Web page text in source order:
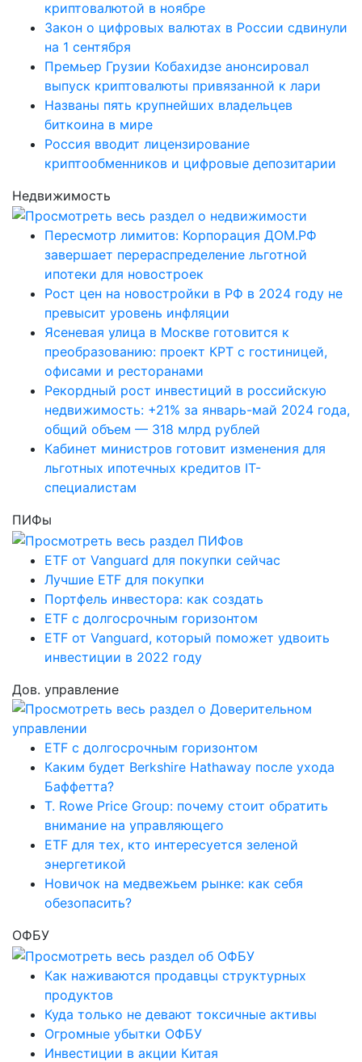
криптовалютой в ноябре
Закон о цифровых валютах в России сдвинули
на 1 сентября
Премьер Грузии Кобахидзе анонсировал
выпуск криптовалюты привязанной к лари
Названы пять крупнейших владельцев
биткоина в мире
Россия вводит лицензирование
криптообменников и цифровые депозитарии
Недвижимость
Пересмотр лимитов: Корпорация ДОМ.РФ
завершает перераспределение льготной
ипотеки для новостроек
Рост цен на новостройки в РФ в 2024 году не
превысит уровень инфляции
Ясеневая улица в Москве готовится к
преобразованию: проект КРТ с гостиницей,
офисами и ресторанами
Рекордный рост инвестиций в российскую
недвижимость: +21% за январь-май 2024 года,
общий объем — 318 млрд рублей
Кабинет министров готовит изменения для
льготных ипотечных кредитов IT-
специалистам
ПИФы
ETF от Vanguard для покупки сейчас
Лучшие ETF для покупки
Портфель инвестора: как создать
ETF с долгосрочным горизонтом
ETF от Vanguard, который поможет удвоить
инвестиции в 2022 году
Дов. управление
ETF с долгосрочным горизонтом
Каким будет Berkshire Hathaway после ухода
Баффетта?
T. Rowe Price Group: почему стоит обратить
внимание на управляющего
ETF для тех, кто интересуется зеленой
энергетикой
Новичок на медвежьем рынке: как себя
обезопасить?
ОФБУ
Как наживаются продавцы структурных
продуктов
Куда только не девают токсичные активы
Огромные убытки ОФБУ
Инвестиции в акции Китая